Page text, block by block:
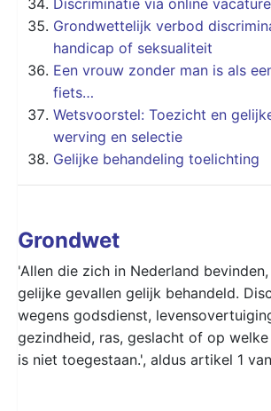
Grondwettelijk verbod
handicap of seksualiteit
Een vrouw zonder man is als
fiets…
Wetsvoorstel: Toezicht en
werving en selectie
Gelijke behandeling toelichting
Grondwet
'Allen die zich in Nederland
gelijke gevallen gelijk behandeld.
wegens godsdienst,
gezindheid, ras, geslacht of op
is niet toegestaan.', aldus artikel 1